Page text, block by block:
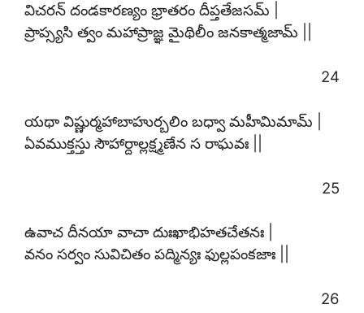
విచరన్ దండకారణ్యం భ్రాతరం దీప్తతేజసమ్ |
ప్రాప్స్యసి త్వం మహాప్రాజ్ఞ మైథిలీం జనకాత్మజామ్ ||
24
యథా విష్ణుర్మహాబాహుర్బలిం బధ్వా మహీమిమామ్ |
ఏవముక్తస్తు సౌహార్దాల్లక్ష్మణేన స రాఘవః ||
25
ఉవాచ దీనయా వాచా దుఃఖాభిహతచేతనః |
వనం సర్వం సువిచితం పద్మిన్యః ఫుల్లపంకజాః ||
26